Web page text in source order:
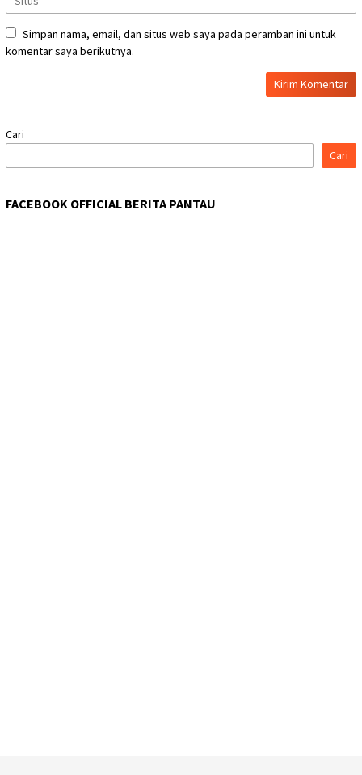
Simpan nama, email, dan situs web saya pada peramban ini untuk
komentar saya berikutnya.
Cari
Cari
FACEBOOK OFFICIAL BERITA PANTAU